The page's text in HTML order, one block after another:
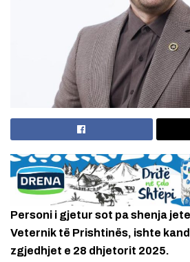
Personi i gjetur sot pa shenja
Veternik të Prishtinës, ishte
zgjedhjet e 28 dhjetorit 2025.